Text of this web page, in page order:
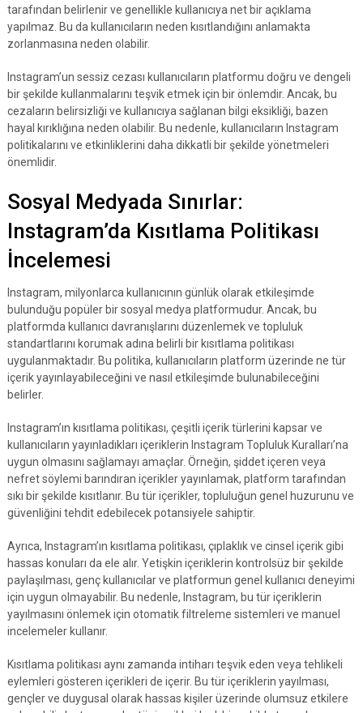
tarafından belirlenir ve genellikle kullanıcıya net bir açıklama
yapılmaz. Bu da kullanıcıların neden kısıtlandığını anlamakta
zorlanmasına neden olabilir.
Instagram’un sessiz cezası kullanıcıların platformu doğru ve dengeli
bir şekilde kullanmalarını teşvik etmek için bir önlemdir. Ancak, bu
cezaların belirsizliği ve kullanıcıya sağlanan bilgi eksikliği, bazen
hayal kırıklığına neden olabilir. Bu nedenle, kullanıcıların Instagram
politikalarını ve etkinliklerini daha dikkatli bir şekilde yönetmeleri
önemlidir.
Sosyal Medyada Sınırlar:
Instagram’da Kısıtlama Politikası
İncelemesi
Instagram, milyonlarca kullanıcının günlük olarak etkileşimde
bulunduğu popüler bir sosyal medya platformudur. Ancak, bu
platformda kullanıcı davranışlarını düzenlemek ve topluluk
standartlarını korumak adına belirli bir kısıtlama politikası
uygulanmaktadır. Bu politika, kullanıcıların platform üzerinde ne tür
içerik yayınlayabileceğini ve nasıl etkileşimde bulunabileceğini
belirler.
Instagram’ın kısıtlama politikası, çeşitli içerik türlerini kapsar ve
kullanıcıların yayınladıkları içeriklerin Instagram Topluluk Kuralları’na
uygun olmasını sağlamayı amaçlar. Örneğin, şiddet içeren veya
nefret söylemi barındıran içerikler yayınlamak, platform tarafından
sıkı bir şekilde kısıtlanır. Bu tür içerikler, topluluğun genel huzurunu ve
güvenliğini tehdit edebilecek potansiyele sahiptir.
Ayrıca, Instagram’ın kısıtlama politikası, çıplaklık ve cinsel içerik gibi
hassas konuları da ele alır. Yetişkin içeriklerin kontrolsüz bir şekilde
paylaşılması, genç kullanıcılar ve platformun genel kullanıcı deneyimi
için uygun olmayabilir. Bu nedenle, Instagram, bu tür içeriklerin
yayılmasını önlemek için otomatik filtreleme sistemleri ve manuel
incelemeler kullanır.
Kısıtlama politikası aynı zamanda intiharı teşvik eden veya tehlikeli
eylemleri gösteren içerikleri de içerir. Bu tür içeriklerin yayılması,
gençler ve duygusal olarak hassas kişiler üzerinde olumsuz etkilere